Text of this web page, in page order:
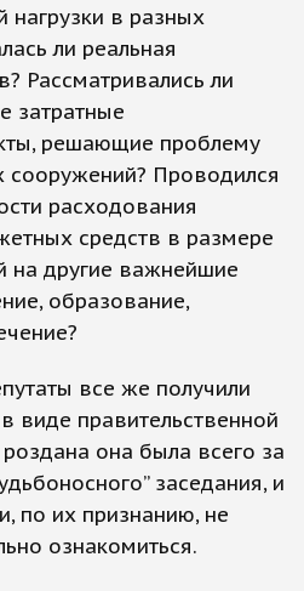
нагрузки в разных
ли реальная
Рассматривались ли
затратные
решающие проблему
Проводился
расходования
средств в размере
на другие важнейшие
образование,
все же получили
виде правительственной
она была всего за
заседания, и
по их признанию, не
ознакомиться.